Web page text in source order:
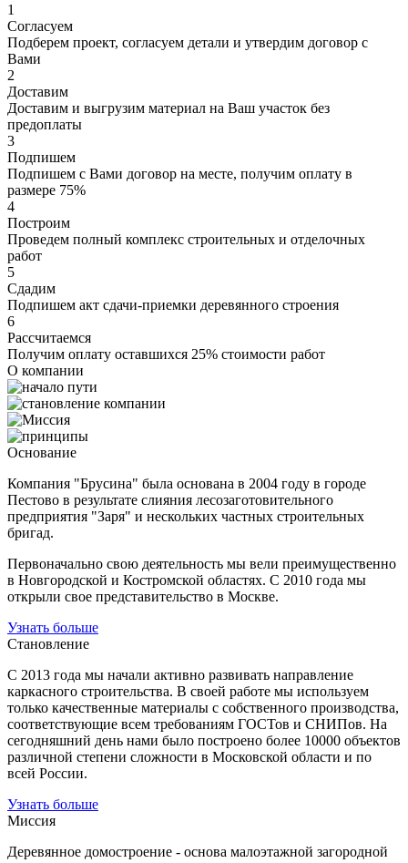
1
Согласуем
Подберем проект, согласуем детали и утвердим договор с
Вами
2
Доставим
Доставим и выгрузим материал на Ваш участок без
предоплаты
3
Подпишем
Подпишем с Вами договор на месте, получим оплату в
размере 75%
4
Построим
Проведем полный комплекс строительных и отделочных
работ
5
Сдадим
Подпишем акт сдачи-приемки деревянного строения
6
Рассчитаемся
Получим оплату оставшихся 25% стоимости работ
О компании
Основание
Компания "Брусина" была основана в 2004 году в городе
Пестово в результате слияния лесозаготовительного
предприятия "Заря" и нескольких частных строительных
бригад.
Первоначально свою деятельность мы вели преимущественно
в Новгородской и Костромской областях. С 2010 года мы
открыли свое представительство в Москве.
Узнать больше
Становление
С 2013 года мы начали активно развивать направление
каркасного строительства. В своей работе мы используем
только качественные материалы с собственного производства,
соответствующие всем требованиям ГОСТов и СНИПов. На
сегодняшний день нами было построено более 10000 объектов
различной степени сложности в Московской области и по
всей России.
Узнать больше
Миссия
Деревянное домостроение - основа малоэтажной загородной